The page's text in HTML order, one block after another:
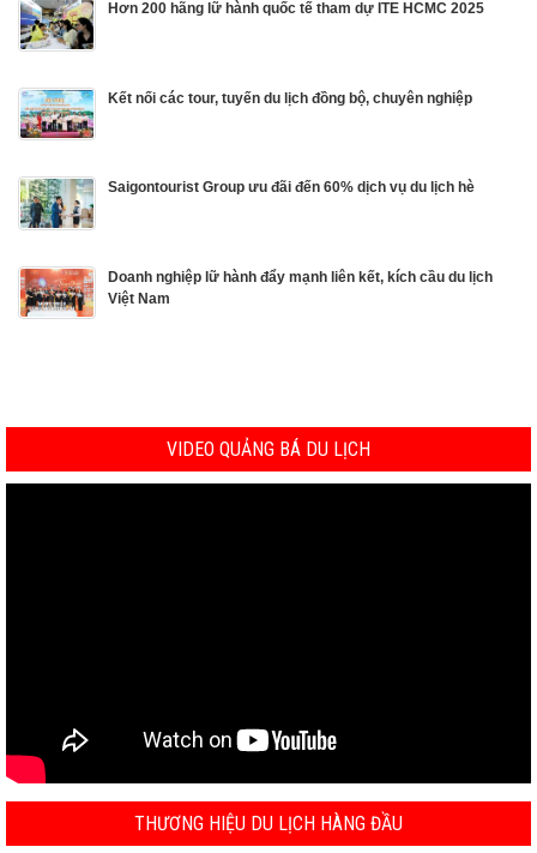
Hơn 200 hãng lữ hành quốc tế tham dự ITE HCMC 2025
Kết nối các tour, tuyến du lịch đồng bộ, chuyên nghiệp
Saigontourist Group ưu đãi đến 60% dịch vụ du lịch hè
Doanh nghiệp lữ hành đẩy mạnh liên kết, kích cầu du lịch
Việt Nam
VIDEO QUẢNG BÁ DU LỊCH
THƯƠNG HIỆU DU LỊCH HÀNG ĐẦU